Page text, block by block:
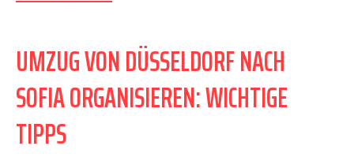
UMZUG VON DÜSSELDORF NACH
SOFIA ORGANISIEREN: WICHTIGE
TIPPS